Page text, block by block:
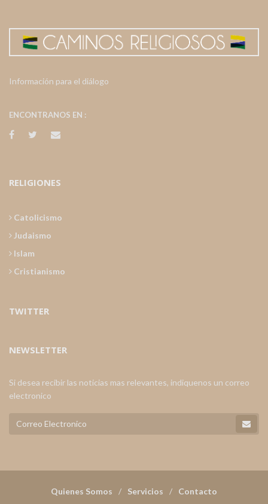
Información para el diálogo
ENCONTRANOS EN :
RELIGIONES
Catolicismo
Judaismo
Islam
Cristianismo
TWITTER
NEWSLETTER
Si desea recibir las noticias mas relevantes, indiquenos un correo
electronico
Quienes Somos Servicios
Contacto